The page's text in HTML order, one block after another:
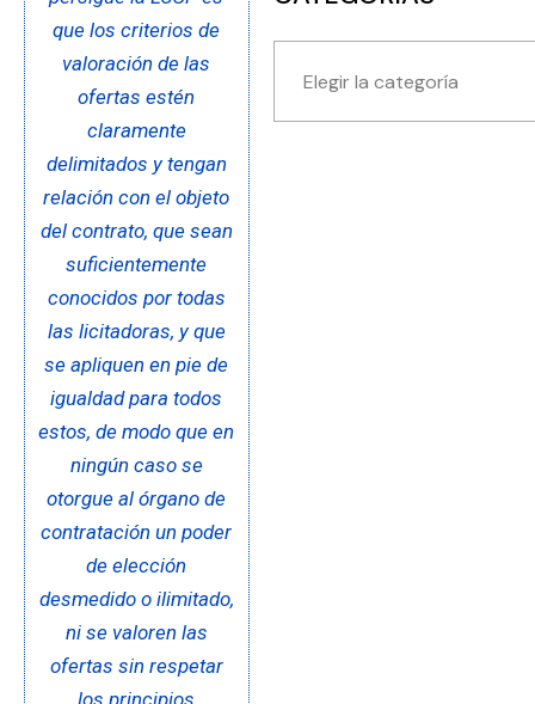
que los criterios de
valoración de las
ofertas estén
claramente
delimitados y tengan
relación con el objeto
del contrato, que sean
suficientemente
conocidos por todas
las licitadoras, y que
se apliquen en pie de
igualdad para todos
estos, de modo que en
ningún caso se
otorgue al órgano de
contratación un poder
de elección
desmedido o ilimitado,
ni se valoren las
ofertas sin respetar